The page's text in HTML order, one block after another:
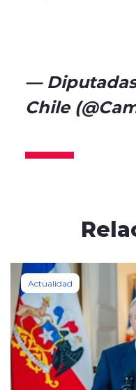
—
Chile
Actualidad